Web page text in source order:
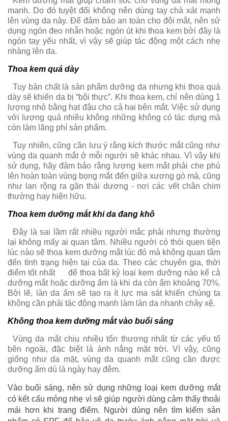
manh. Do đó tuyệt đối không nên dùng tay chà xát mạnh
lên vùng da này. Để đảm bảo an toàn cho đôi mắt, nên sử
dụng ngón đeo nhẫn hoặc ngón út khi thoa kem bởi đây là
ngón tay yếu nhất, vì vậy sẽ giúp tác động một cách nhẹ
nhàng lên da.
Thoa kem quá dày
Tuy bản chất là sản phẩm dưỡng da nhưng khi thoa quá
dày sẽ khiến da bị “bội thực”. Khi thoa kem, chỉ nên dùng 1
lượng nhỏ bằng hạt đậu cho cả hai bên mắt. Việc sử dụng
với lượng quá nhiều không những không có tác dụng mà
còn làm lãng phí sản phẩm.
Tuy nhiên, cũng cần lưu ý rằng kích thước mắt cũng như
vùng da quanh mắt ở mỗi người sẽ khác nhau. Vì vậy khi
sử dụng, hãy đảm bảo rằng lượng kem mắt phải che phủ
lên hoàn toàn vùng bọng mắt đến giữa xương gò má, cũng
như lan rộng ra gần thái dương - nơi các vết chân chim
thường hay hiện hữu.
Thoa kem dưỡng mắt khi da đang khô
Đây là sai lầm rất nhiều người mắc phải nhưng thường
lại không mấy ai quan tâm. Nhiều người có thói quen tiện
lúc nào sẽ thoa kem dưỡng mắt lúc đó mà không quan tâm
đến tình trạng hiện tại của da. Theo các chuyên gia, thời
điểm tốt nhất
để thoa bất kỳ loại kem dưỡng nào kể cả
dưỡng mắt hoặc dưỡng ẩm là khi da còn ẩm khoảng 70%.
Bởi lẽ, làn da ẩm sẽ tạo ra ít lực ma sát khiến chúng ta
không cần phải tác động mạnh làm làn da nhanh chảy xệ.
Không thoa kem dưỡng mắt vào buổi sáng
Vùng da mắt chịu nhiều tổn thương nhất từ các yếu tố
bên ngoài, đặc biệt là ánh nắng mặt trời. Vì vậy, cũng
giống như da mặt, vùng da quanh mắt cũng cần được
dưỡng ẩm dù là ngày hay đêm.
Vào buổi sáng, nên sử dụng những loại kem dưỡng mắt
có kết cấu mỏng nhẹ vì sẽ giúp người dùng cảm thấy thoải
mái hơn khi trang điểm. Người dùng nên tìm kiếm sản